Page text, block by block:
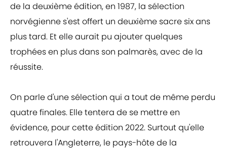
de la deuxième édition, en 1987, la sélection
norvégienne s'est offert un deuxième sacre six ans
plus tard. Et elle aurait pu ajouter quelques
trophées en plus dans son palmarès, avec de la
réussite.
On parle d'une sélection qui a tout de même perdu
quatre finales. Elle tentera de se mettre en
évidence, pour cette édition 2022. Surtout qu'elle
retrouvera l'Angleterre, le pays-hôte de la